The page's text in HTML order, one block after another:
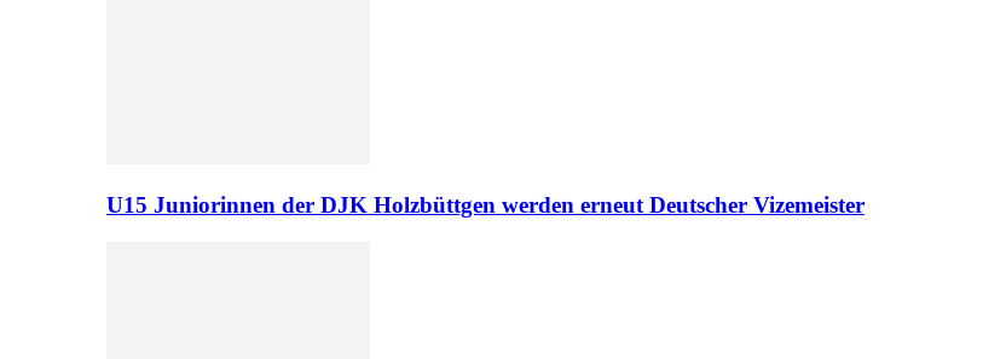
U15 Juniorinnen der DJK Holzbüttgen werden erneut Deutscher Vizemeister